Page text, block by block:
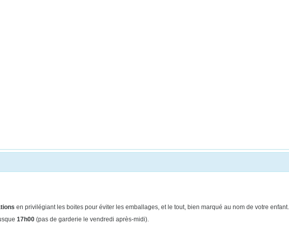
en privilégiant les boites pour éviter les emballages, et le tout, bien marqué au nom de votre enfant.
17h00(pas de garderie le vendredi après-midi).